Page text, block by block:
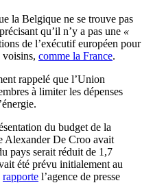
la Belgique ne se trouve pas
qu’il n’y a pas une «
de l’exécutif européen pour
voisins, comme la France.
rappelé que l’Union
à limiter les dépenses
du budget de la
Alexander De Croo avait
pays serait réduit de 1,7
été prévu initialement au
rapporte l’agence de presse